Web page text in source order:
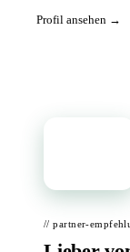
Profil ansehen →
// partner-